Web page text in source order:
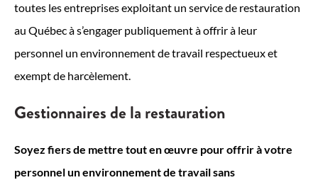
toutes les entreprises exploitant un service de restauration
au Québec à s’engager publiquement à offrir à leur
personnel un environnement de travail respectueux et
exempt de harcèlement.
Gestionnaires de la restauration
Soyez fiers de mettre tout en œuvre pour offrir à votre
personnel un environnement de travail sans